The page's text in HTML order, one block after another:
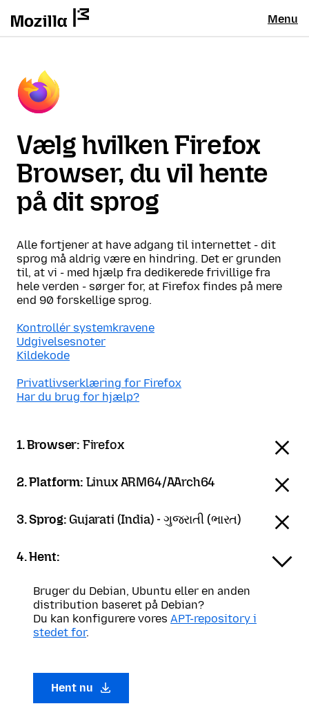
Menu
Vælg hvilken Firefox
Browser, du vil hente
på dit sprog
Alle fortjener at have adgang til internettet - dit
sprog må aldrig være en hindring. Det er grunden
til, at vi - med hjælp fra dedikerede frivillige fra
hele verden - sørger for, at Firefox findes på mere
end 90 forskellige sprog.
Kontrollér systemkravene
Udgivelsesnoter
Kildekode
Privatlivserklæring for Firefox
Har du brug for hjælp?
1. Browser: Firefox
2. Platform: Linux ARM64/AArch64
3. Sprog: Gujarati (India) - ગુજરાતી (ભારત)
4. Hent:
Bruger du Debian, Ubuntu eller en anden
distribution baseret på Debian?
Du kan konfigurere vores APT-repository i
stedet for.
Hent nu